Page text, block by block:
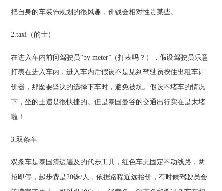
把自身的车装饰规划的很风趣，价钱会相对性贵某些。
2.taxi（的士）
在进入车内前问驾驶员“by meter”（打表吗？），假设驾驶员乐意
打表在进入车内，进入车内后假设不是见到驾驶员按住出租车计
价器，那麼要坚决的选择下车时，避免被坑。假设不堵车的情况
下，坐的士還是很快捷的。但是泰国曼谷的交通出行实在是太堵
啦！
3.双条车
双条车是泰国清迈遍及的代步工具，红色车无固定不动线路，两
招即停，起步费是20铢/人，依据路程近远抬价，有时候驾驶员会